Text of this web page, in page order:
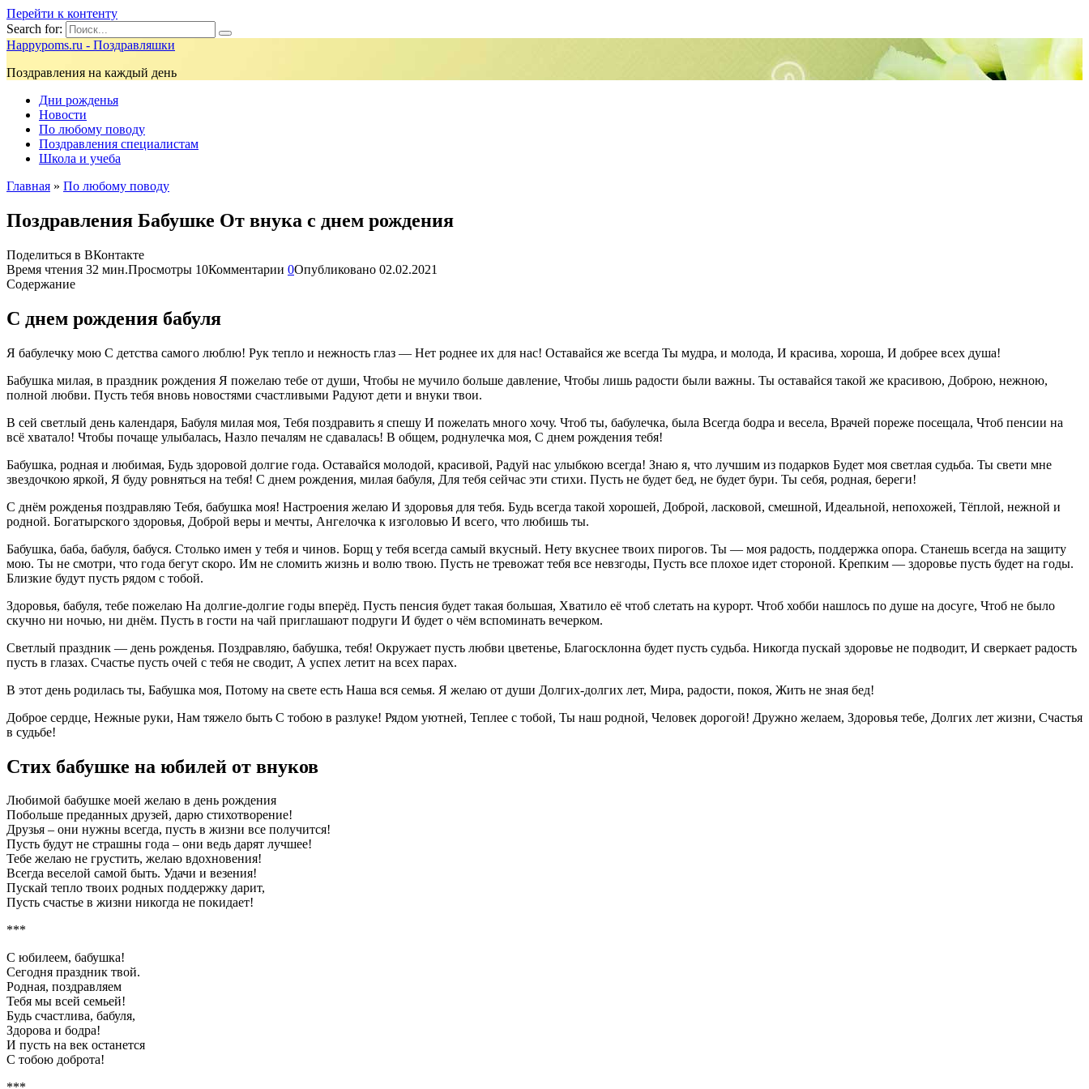
Перейти к контенту
Search for:
Happypoms.ru - Поздравляшки
Поздравления на каждый день
Дни рожденья
Новости
По любому поводу
Поздравления специалистам
Школа и учеба
Главная » По любому поводу
Поздравления Бабушке От внука с днем рождения
Поделиться в ВКонтакте
Время чтения 32 мин.Просмотры 10Комментарии 0Опубликовано 02.02.2021
Содержание
С днем рождения бабуля
Я бабулечку мою С детства самого люблю! Рук тепло и нежность глаз — Нет роднее их для нас! Оставайся же всегда Ты мудра, и молода, И красива, хороша, И добрее всех душа!
Бабушка милая, в праздник рождения Я пожелаю тебе от души, Чтобы не мучило больше давление, Чтобы лишь радости были важны. Ты оставайся такой же красивою, Доброю, нежною,
полной любви. Пусть тебя вновь новостями счастливыми Радуют дети и внуки твои.
В сей светлый день календаря, Бабуля милая моя, Тебя поздравить я спешу И пожелать много хочу. Чтоб ты, бабулечка, была Всегда бодра и весела, Врачей пореже посещала, Чтоб пенсии на
всё хватало! Чтобы почаще улыбалась, Назло печалям не сдавалась! В общем, роднулечка моя, С днем рождения тебя!
Бабушка, родная и любимая, Будь здоровой долгие года. Оставайся молодой, красивой, Радуй нас улыбкою всегда! Знаю я, что лучшим из подарков Будет моя светлая судьба. Ты свети мне
звездочкою яркой, Я буду ровняться на тебя! С днем рождения, милая бабуля, Для тебя сейчас эти стихи. Пусть не будет бед, не будет бури. Ты себя, родная, береги!
С днём рожденья поздравляю Тебя, бабушка моя! Настроения желаю И здоровья для тебя. Будь всегда такой хорошей, Доброй, ласковой, смешной, Идеальной, непохожей, Тёплой, нежной и
родной. Богатырского здоровья, Доброй веры и мечты, Ангелочка к изголовью И всего, что любишь ты.
Бабушка, баба, бабуля, бабуся. Столько имен у тебя и чинов. Борщ у тебя всегда самый вкусный. Нету вкуснее твоих пирогов. Ты — моя радость, поддержка опора. Станешь всегда на защиту
мою. Ты не смотри, что года бегут скоро. Им не сломить жизнь и волю твою. Пусть не тревожат тебя все невзгоды, Пусть все плохое идет стороной. Крепким — здоровье пусть будет на годы.
Близкие будут пусть рядом с тобой.
Здоровья, бабуля, тебе пожелаю На долгие-долгие годы вперёд. Пусть пенсия будет такая большая, Хватило её чтоб слетать на курорт. Чтоб хобби нашлось по душе на досуге, Чтоб не было
скучно ни ночью, ни днём. Пусть в гости на чай приглашают подруги И будет о чём вспоминать вечерком.
Светлый праздник — день рожденья. Поздравляю, бабушка, тебя! Окружает пусть любви цветенье, Благосклонна будет пусть судьба. Никогда пускай здоровье не подводит, И сверкает радость
пусть в глазах. Счастье пусть очей с тебя не сводит, А успех летит на всех парах.
В этот день родилась ты, Бабушка моя, Потому на свете есть Наша вся семья. Я желаю от души Долгих-долгих лет, Мира, радости, покоя, Жить не зная бед!
Доброе сердце, Нежные руки, Нам тяжело быть С тобою в разлуке! Рядом уютней, Теплее с тобой, Ты наш родной, Человек дорогой! Дружно желаем, Здоровья тебе, Долгих лет жизни, Счастья
в судьбе!
Стих бабушке на юбилей от внуков
Любимой бабушке моей желаю в день рождения
Побольше преданных друзей, дарю стихотворение!
Друзья – они нужны всегда, пусть в жизни все получится!
Пусть будут не страшны года – они ведь дарят лучшее!
Тебе желаю не грустить, желаю вдохновения!
Всегда веселой самой быть. Удачи и везения!
Пускай тепло твоих родных поддержку дарит,
Пусть счастье в жизни никогда не покидает!
***
С юбилеем, бабушка!
Сегодня праздник твой.
Родная, поздравляем
Тебя мы всей семьей!
Будь счастлива, бабуля,
Здорова и бодра!
И пусть на век останется
С тобою доброта!